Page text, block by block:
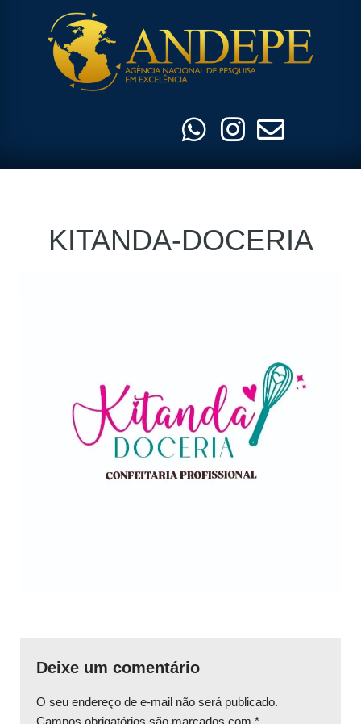
KITANDA-DOCERIA
Deixe um comentário
O seu endereço de e-mail não será publicado.
Campos obrigatórios são marcados com *